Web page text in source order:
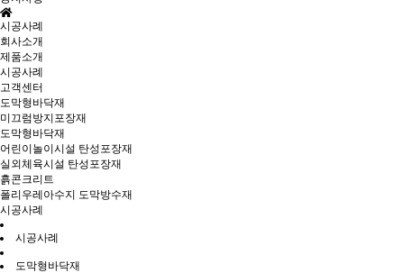
시공사례
회사소개
제품소개
시공사례
고객센터
도막형바닥재
미끄럼방지포장재
도막형바닥재
어린이놀이시설 탄성포장재
실외체육시설 탄성포장재
흙콘크리트
폴리우레아수지 도막방수재
시공사례
시공사례
도막형바닥재